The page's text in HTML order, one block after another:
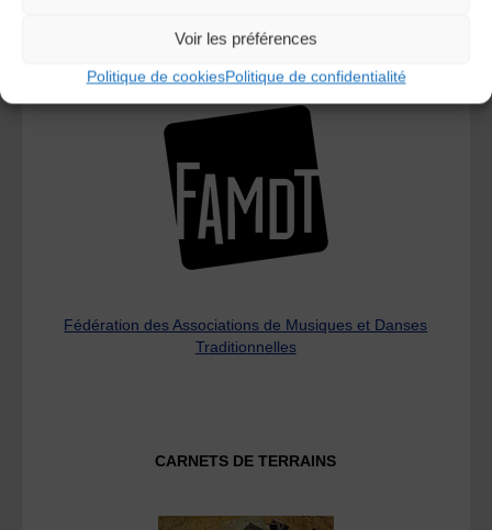
Voir les préférences
Politique de cookiesPolitique de confidentialité
L’AMTA EST MEMBRE DE LA
Fédération des Associations de Musiques et Danses
Traditionnelles
CARNETS DE TERRAINS